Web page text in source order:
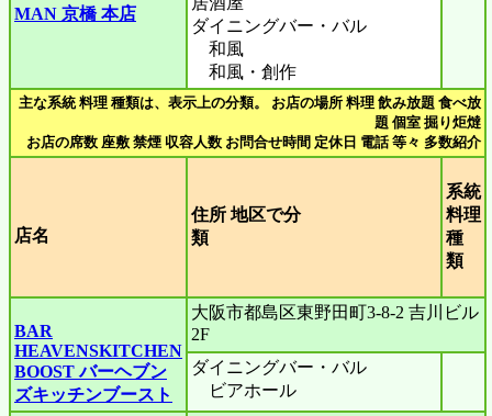
MAN 京橋 本店
ダイニングバー・バル
和風
和風・創作
主な系統 料理 種類は、表示上の分類。 お店の場所 料理 飲み放題 食べ放
題 個室 掘り炬燵
お店の席数 座敷 禁煙 収容人数 お問合せ時間 定休日 電話 等々 多数紹介
店名
住所 地区で分
類
系統
料理
種
類
BAR
HEAVENSKITCHEN
BOOST バーヘブン
ズキッチンブースト
大阪市都島区東野田町3-8-2 吉川ビル
2F
ダイニングバー・バル
ビアホール